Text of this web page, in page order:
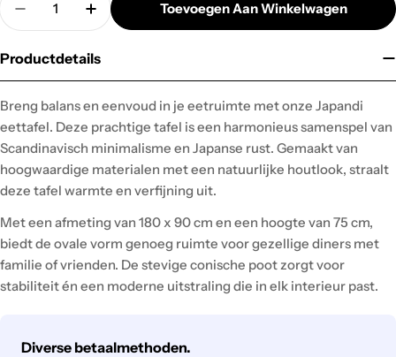
Hoeveelheid Verminderen Voor Eettafel Japandi
Verhoog De Hoeveelheid Voor Eettafel
Toevoegen Aan Winkelwagen
Productdetails
Breng balans en eenvoud in je eetruimte met onze Japandi
eettafel. Deze prachtige tafel is een harmonieus samenspel van
Scandinavisch minimalisme en Japanse rust. Gemaakt van
hoogwaardige materialen met een natuurlijke houtlook, straalt
deze tafel warmte en verfijning uit.
Met een afmeting van 180 x 90 cm en een hoogte van 75 cm,
biedt de ovale vorm genoeg ruimte voor gezellige diners met
familie of vrienden. De stevige conische poot zorgt voor
stabiliteit én een moderne uitstraling die in elk interieur past.
Diverse betaalmethoden.
Betaalmethodes